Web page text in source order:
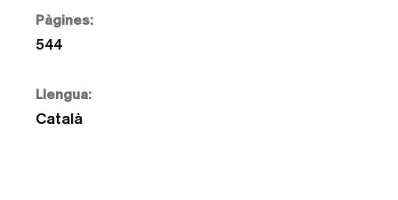
Pàgines:
544
Llengua:
Català